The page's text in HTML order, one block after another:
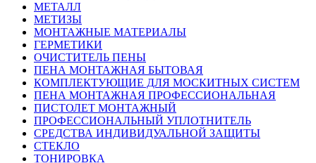
МЕТАЛЛ
МЕТИЗЫ
МОНТАЖНЫЕ МАТЕРИАЛЫ
ГEPМЕТИКИ
ОЧИСТИТЕЛЬ ПЕНЫ
ПЕНА МОНТАЖНАЯ БЫТОВАЯ
КОМПЛЕКТУЮЩИЕ ДЛЯ МОСКИТНЫХ СИСТЕМ
ПЕНА МОНТАЖНАЯ ПРОФЕССИОНАЛЬНАЯ
ПИСТОЛЕТ МОНТАЖНЫЙ
ПРОФЕССИОНАЛЬНЫЙ УПЛОТНИТЕЛЬ
СРЕДСТВА ИНДИВИДУАЛЬНОЙ ЗАЩИТЫ
СТЕКЛО
ТОНИРОВКА